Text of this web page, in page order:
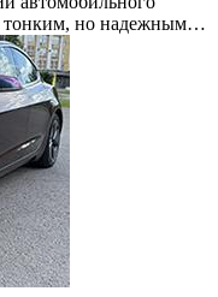
тонким, но надежным…